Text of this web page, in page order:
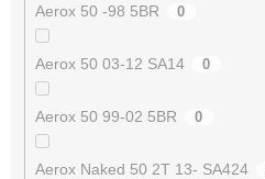
Aerox 50 -98 5BR 0
Aerox 50 03-12 SA14 0
Aerox 50 99-02 5BR 0
Aerox Naked 50 2T 13- SA424